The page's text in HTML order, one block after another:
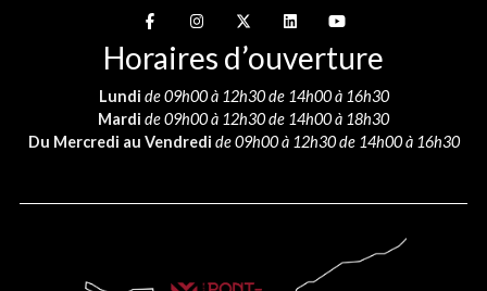
Suivez-nous sur
Suivez-nous sur
Suivez-nous sur
Suivez-nous sur
Suivez-nous sur
Horaires d’ouverture
Lundi de 09h00 à 12h30 de 14h00 à 16h30
Mardi de 09h00 à 12h30 de 14h00 à 18h30
Du Mercredi au Vendredi de 09h00 à 12h30 de 14h00 à 16h30